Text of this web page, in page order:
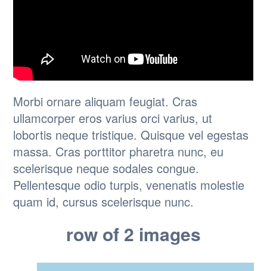
Morbi ornare aliquam feugiat. Cras
ullamcorper eros varius orci varius, ut
lobortis neque tristique. Quisque vel egestas
massa. Cras porttitor pharetra nunc, eu
scelerisque neque sodales congue.
Pellentesque odio turpis, venenatis molestie
quam id, cursus scelerisque nunc.
row of 2 images